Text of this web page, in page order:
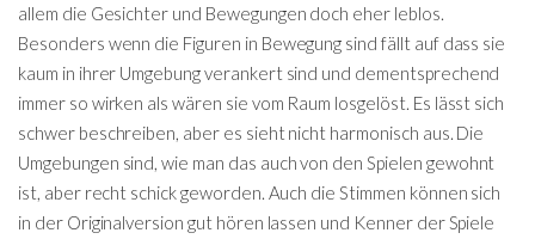
allem die Gesichter und Bewegungen doch eher leblos.
Besonders wenn die Figuren in Bewegung sind fällt auf dass sie
kaum in ihrer Umgebung verankert sind und dementsprechend
immer so wirken als wären sie vom Raum losgelöst. Es lässt sich
schwer beschreiben, aber es sieht nicht harmonisch aus. Die
Umgebungen sind, wie man das auch von den Spielen gewohnt
ist, aber recht schick geworden. Auch die Stimmen können sich
in der Originalversion gut hören lassen und Kenner der Spiele